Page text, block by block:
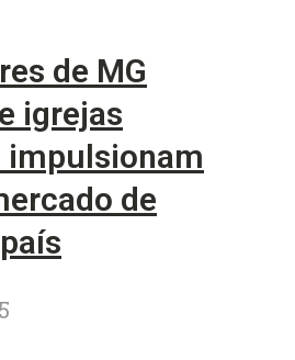
de MG
igrejas
impulsionam
de